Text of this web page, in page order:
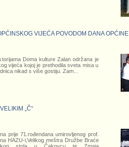
VIJEĆA POVODOM DANA OPĆINE
Doma kulture Zalan održana je
vijeća kojoj je prethodila sveta misa u
nikad s više gostiju. Zam...
„Č“
prije 71.rođendana umirovljenog prof.
HAZU-i,Velikog meštra Družbe Braće